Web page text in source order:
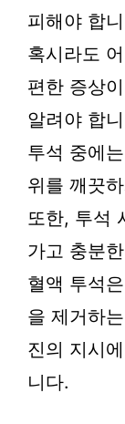
피해야 합
혹시라도
편한 증상
알려야 합
투석 중에
위를 깨끗
또한, 투석
가고 충분
혈액 투석
을 제거하
진의 지시
니다.